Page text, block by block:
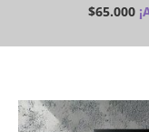
$65.000